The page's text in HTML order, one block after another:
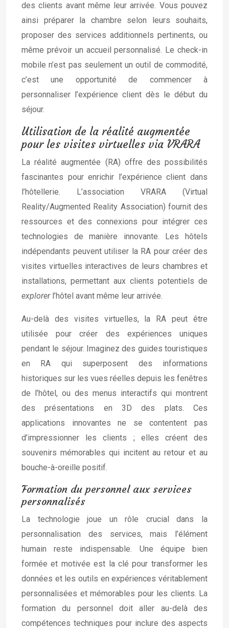
des clients avant même leur arrivée. Vous pouvez
ainsi préparer la chambre selon leurs souhaits,
proposer des services additionnels pertinents, ou
même prévoir un accueil personnalisé. Le check-in
mobile n’est pas seulement un outil de commodité,
c’est une opportunité de commencer à
personnaliser l’expérience client dès le début du
séjour.
Utilisation de la réalité augmentée
pour les visites virtuelles via VRARA
La réalité augmentée (RA) offre des possibilités
fascinantes pour enrichir l’expérience client dans
l’hôtellerie. L’association VRARA (Virtual
Reality/Augmented Reality Association) fournit des
ressources et des connexions pour intégrer ces
technologies de manière innovante. Les hôtels
indépendants peuvent utiliser la RA pour créer des
visites virtuelles interactives de leurs chambres et
installations, permettant aux clients potentiels de
explorer l’hôtel avant même leur arrivée.
Au-delà des visites virtuelles, la RA peut être
utilisée pour créer des expériences uniques
pendant le séjour. Imaginez des guides touristiques
en RA qui superposent des informations
historiques sur les vues réelles depuis les fenêtres
de l’hôtel, ou des menus interactifs qui montrent
des présentations en 3D des plats. Ces
applications innovantes ne se contentent pas
d’impressionner les clients ; elles créent des
souvenirs mémorables qui incitent au retour et au
bouche-à-oreille positif.
Formation du personnel aux services
personnalisés
La technologie joue un rôle crucial dans la
personnalisation des services, mais l’élément
humain reste indispensable. Une équipe bien
formée et motivée est la clé pour transformer les
données et les outils en expériences véritablement
personnalisées et mémorables pour les clients. La
formation du personnel doit aller au-delà des
compétences techniques pour inclure des aspects